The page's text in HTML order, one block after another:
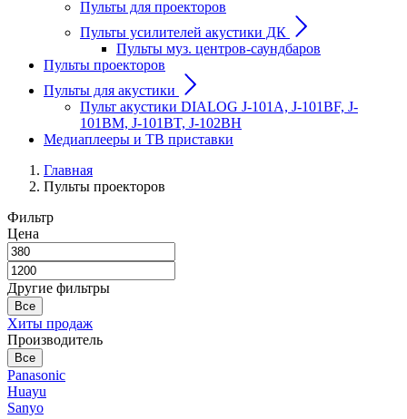
Пульты для проекторов
Пульты усилителей акустики ДК
Пульты муз. центров-саундбаров
Пульты проекторов
Пульты для акустики
Пульт акустики DIALOG J-101A, J-101BF, J-
101BM, J-101BT, J-102BH
Медиаплееры и ТВ приставки
Главная
Пульты проекторов
Фильтр
Цена
Другие фильтры
Все
Хиты продаж
Производитель
Все
Panasonic
Huayu
Sanyo